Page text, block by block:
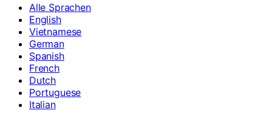
Alle Sprachen
English
Vietnamese
German
Spanish
French
Dutch
Portuguese
Italian